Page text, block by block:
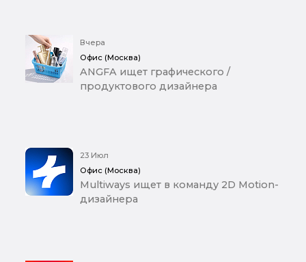
Вчера
Офис (Москва)
ANGFA ищет графического /
продуктового дизайнера
23 Июл
Офис (Москва)
Multiways ищет в команду 2D Motion-
дизайнера